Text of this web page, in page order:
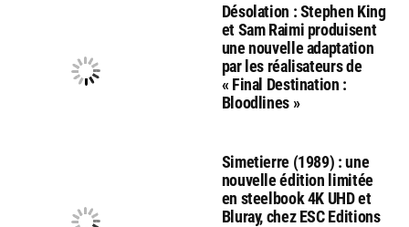
Désolation : Stephen King
et Sam Raimi produisent
une nouvelle adaptation
par les réalisateurs de
« Final Destination :
Bloodlines »
Simetierre (1989) : une
nouvelle édition limitée
en steelbook 4K UHD et
Bluray, chez ESC Editions